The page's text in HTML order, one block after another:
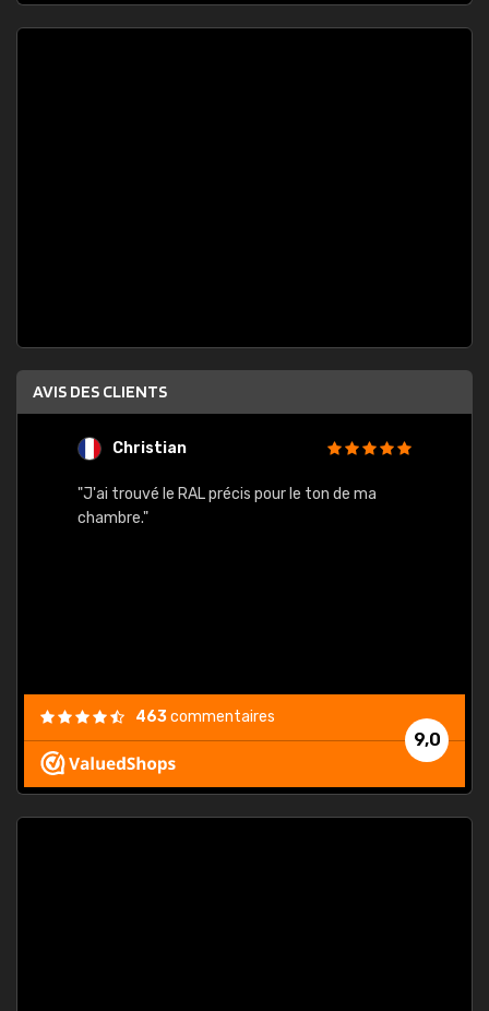
AVIS DES CLIENTS
Christian
"J'ai trouvé le RAL précis pour le ton de ma
chambre."
9,0
463commentaires